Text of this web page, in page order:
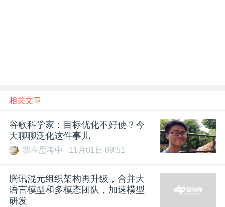
相关文章
谷歌科学家：目标优化不好使？今
天聊聊泛化这件事儿
我在思考中 11月01日 09:51
腾讯混元组织架构再升级，合并大
语言模型和多模态团队，加速模型
研发